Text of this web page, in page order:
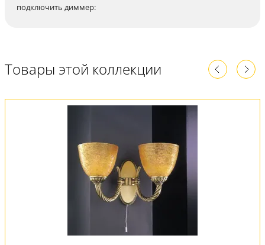
подключить диммер:
Товары этой коллекции